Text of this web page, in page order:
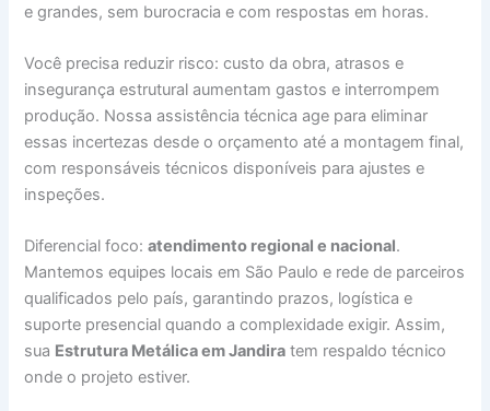
e grandes, sem burocracia e com respostas em horas.
Você precisa reduzir risco: custo da obra, atrasos e
insegurança estrutural aumentam gastos e interrompem
produção. Nossa assistência técnica age para eliminar
essas incertezas desde o orçamento até a montagem final,
com responsáveis técnicos disponíveis para ajustes e
inspeções.
Diferencial foco:atendimento regional e nacional.
Mantemos equipes locais em São Paulo e rede de parceiros
qualificados pelo país, garantindo prazos, logística e
suporte presencial quando a complexidade exigir. Assim,
sua Estrutura Metálica em Jandira tem respaldo técnico
onde o projeto estiver.